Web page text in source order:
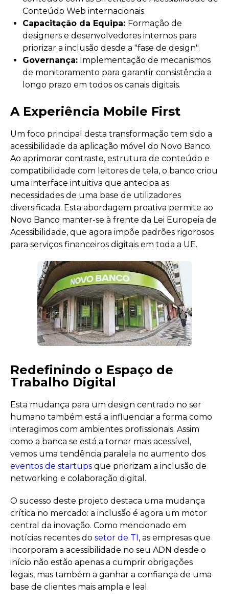
Conteúdo Web internacionais.
Capacitação da Equipa: Formação de
designers e desenvolvedores internos para
priorizar a inclusão desde a "fase de design".
Governança: Implementação de mecanismos
de monitoramento para garantir consistência a
longo prazo em todos os canais digitais.
A Experiência Mobile First
Um foco principal desta transformação tem sido a
acessibilidade da aplicação móvel do Novo Banco.
Ao aprimorar contraste, estrutura de conteúdo e
compatibilidade com leitores de tela, o banco criou
uma interface intuitiva que antecipa as
necessidades de uma base de utilizadores
diversificada. Esta abordagem proativa permite ao
Novo Banco manter-se à frente da Lei Europeia de
Acessibilidade, que agora impõe padrões rigorosos
para serviços financeiros digitais em toda a UE.
Redefinindo o Espaço de
Trabalho Digital
Esta mudança para um design centrado no ser
humano também está a influenciar a forma como
interagimos com ambientes profissionais. Assim
como a banca se está a tornar mais acessível,
vemos uma tendência paralela no aumento dos
eventos de startups que priorizam a inclusão de
networking e colaboração digital.
O sucesso deste projeto destaca uma mudança
crítica no mercado: a inclusão é agora um motor
central da inovação. Como mencionado em
notícias recentes do setor de TI, as empresas que
incorporam a acessibilidade no seu ADN desde o
início não estão apenas a cumprir obrigações
legais, mas também a ganhar a confiança de uma
base de clientes mais ampla e leal.